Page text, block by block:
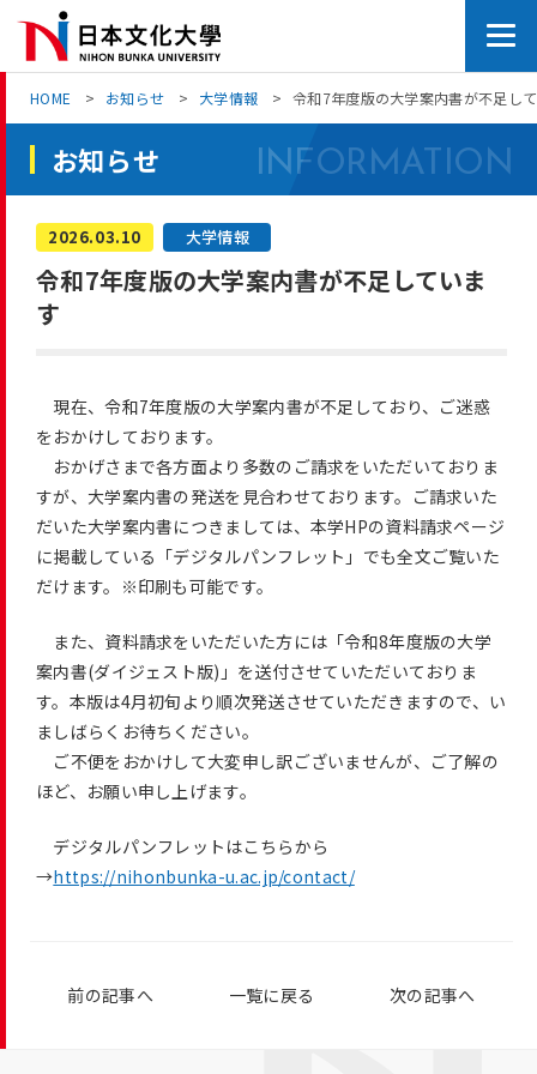
Skip
the
content
HOME お知らせ 大学情報 令和7年度版の大学案内書が不足し
お知らせ
2026.03.10 大学情報
令和7年度版の大学案内書が不足していま
す
現在、令和7年度版の大学案内書が不足しており、ご迷惑
をおかけしております。
おかげさまで各方面より多数のご請求をいただいておりま
すが、大学案内書の発送を見合わせております。ご請求いた
だいた大学案内書につきましては、本学HPの資料請求ページ
に掲載している「デジタルパンフレット」でも全文ご覧いた
だけます。※印刷も可能です。
また、資料請求をいただいた方には「令和8年度版の大学
案内書(ダイジェスト版)」を送付させていただいておりま
す。本版は4月初旬より順次発送させていただきますので、い
ましばらくお待ちください。
ご不便をおかけして大変申し訳ございませんが、ご了解の
ほど、お願い申し上げます。
デジタルパンフレットはこちらから
→https://nihonbunka-u.ac.jp/contact/
前の記事へ 一覧に戻る 次の記事へ